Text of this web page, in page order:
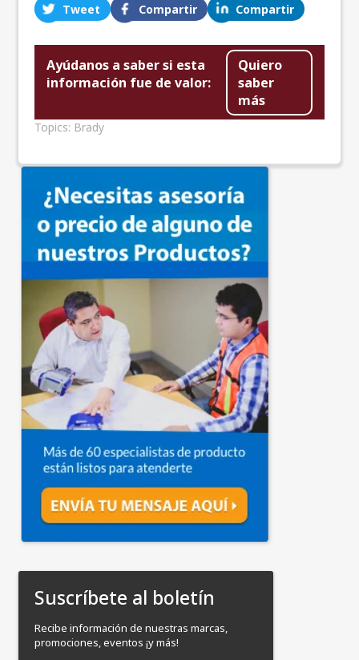
Tweet Compartir Compartir
Ayúdanos a saber si esta
información fue de valor:
Quiero
saber
más
Topics: Brady
Suscríbete al boletín
Recibe información de nuestras marcas,
promociones, eventos ¡y más!